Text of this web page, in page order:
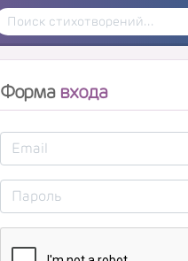
Форма входа